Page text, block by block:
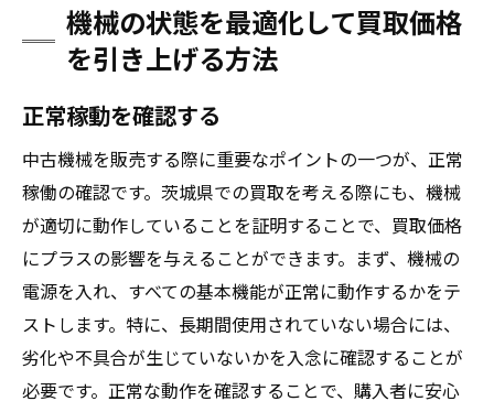
機械の状態を最適化して買取価格
を引き上げる方法
正常稼動を確認する
中古機械を販売する際に重要なポイントの一つが、正常
稼働の確認です。茨城県での買取を考える際にも、機械
が適切に動作していることを証明することで、買取価格
にプラスの影響を与えることができます。まず、機械の
電源を入れ、すべての基本機能が正常に動作するかをテ
ストします。特に、長期間使用されていない場合には、
劣化や不具合が生じていないかを入念に確認することが
必要です。正常な動作を確認することで、購入者に安心